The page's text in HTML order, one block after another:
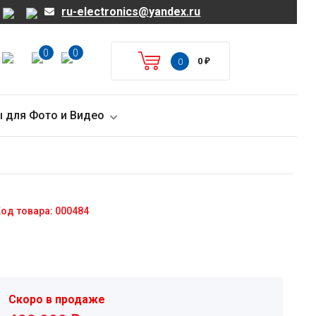
ru-electronics@yandex.ru
0 0
0 0₽
для Фото и Видео
товара: 000484
Скоро в продаже